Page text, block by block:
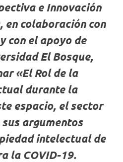
e Innovación
en colaboración con
con el apoyo de
El Bosque,
«El Rol de la
durante la
espacio, el sector
argumentos
intelectual de
la COVID-19.